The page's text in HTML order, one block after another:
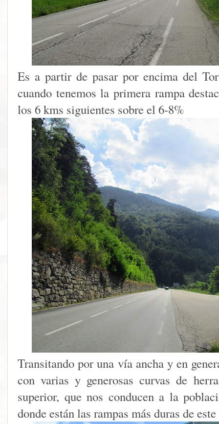
Es a partir de pasar por encima del
cuando tenemos la primera rampa
los 6 kms siguientes sobre el 6-8%
Transitando por una vía ancha y en
con varias y generosas curvas de
superior, que nos conducen a la
donde están las rampas más duras de